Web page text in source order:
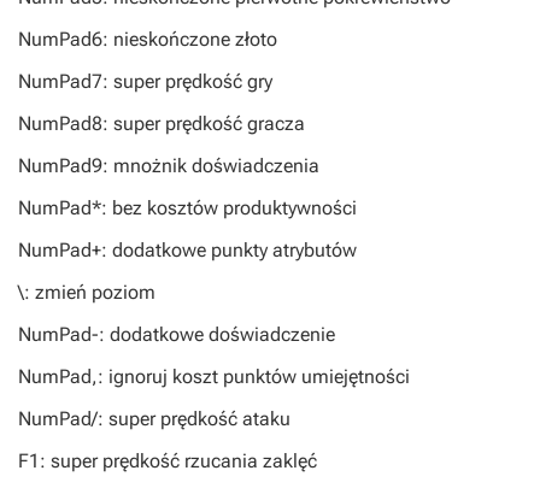
NumPad6: nieskończone złoto
NumPad7: super prędkość gry
NumPad8: super prędkość gracza
NumPad9: mnożnik doświadczenia
NumPad*: bez kosztów produktywności
NumPad+: dodatkowe punkty atrybutów
\: zmień poziom
NumPad-: dodatkowe doświadczenie
NumPad,: ignoruj koszt punktów umiejętności
NumPad/: super prędkość ataku
F1: super prędkość rzucania zaklęć